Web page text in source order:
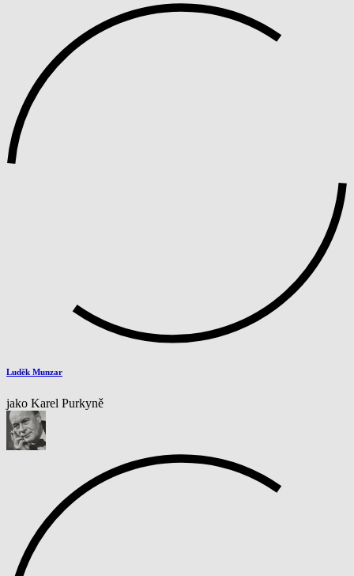
Luděk Munzar
jako Karel Purkyně